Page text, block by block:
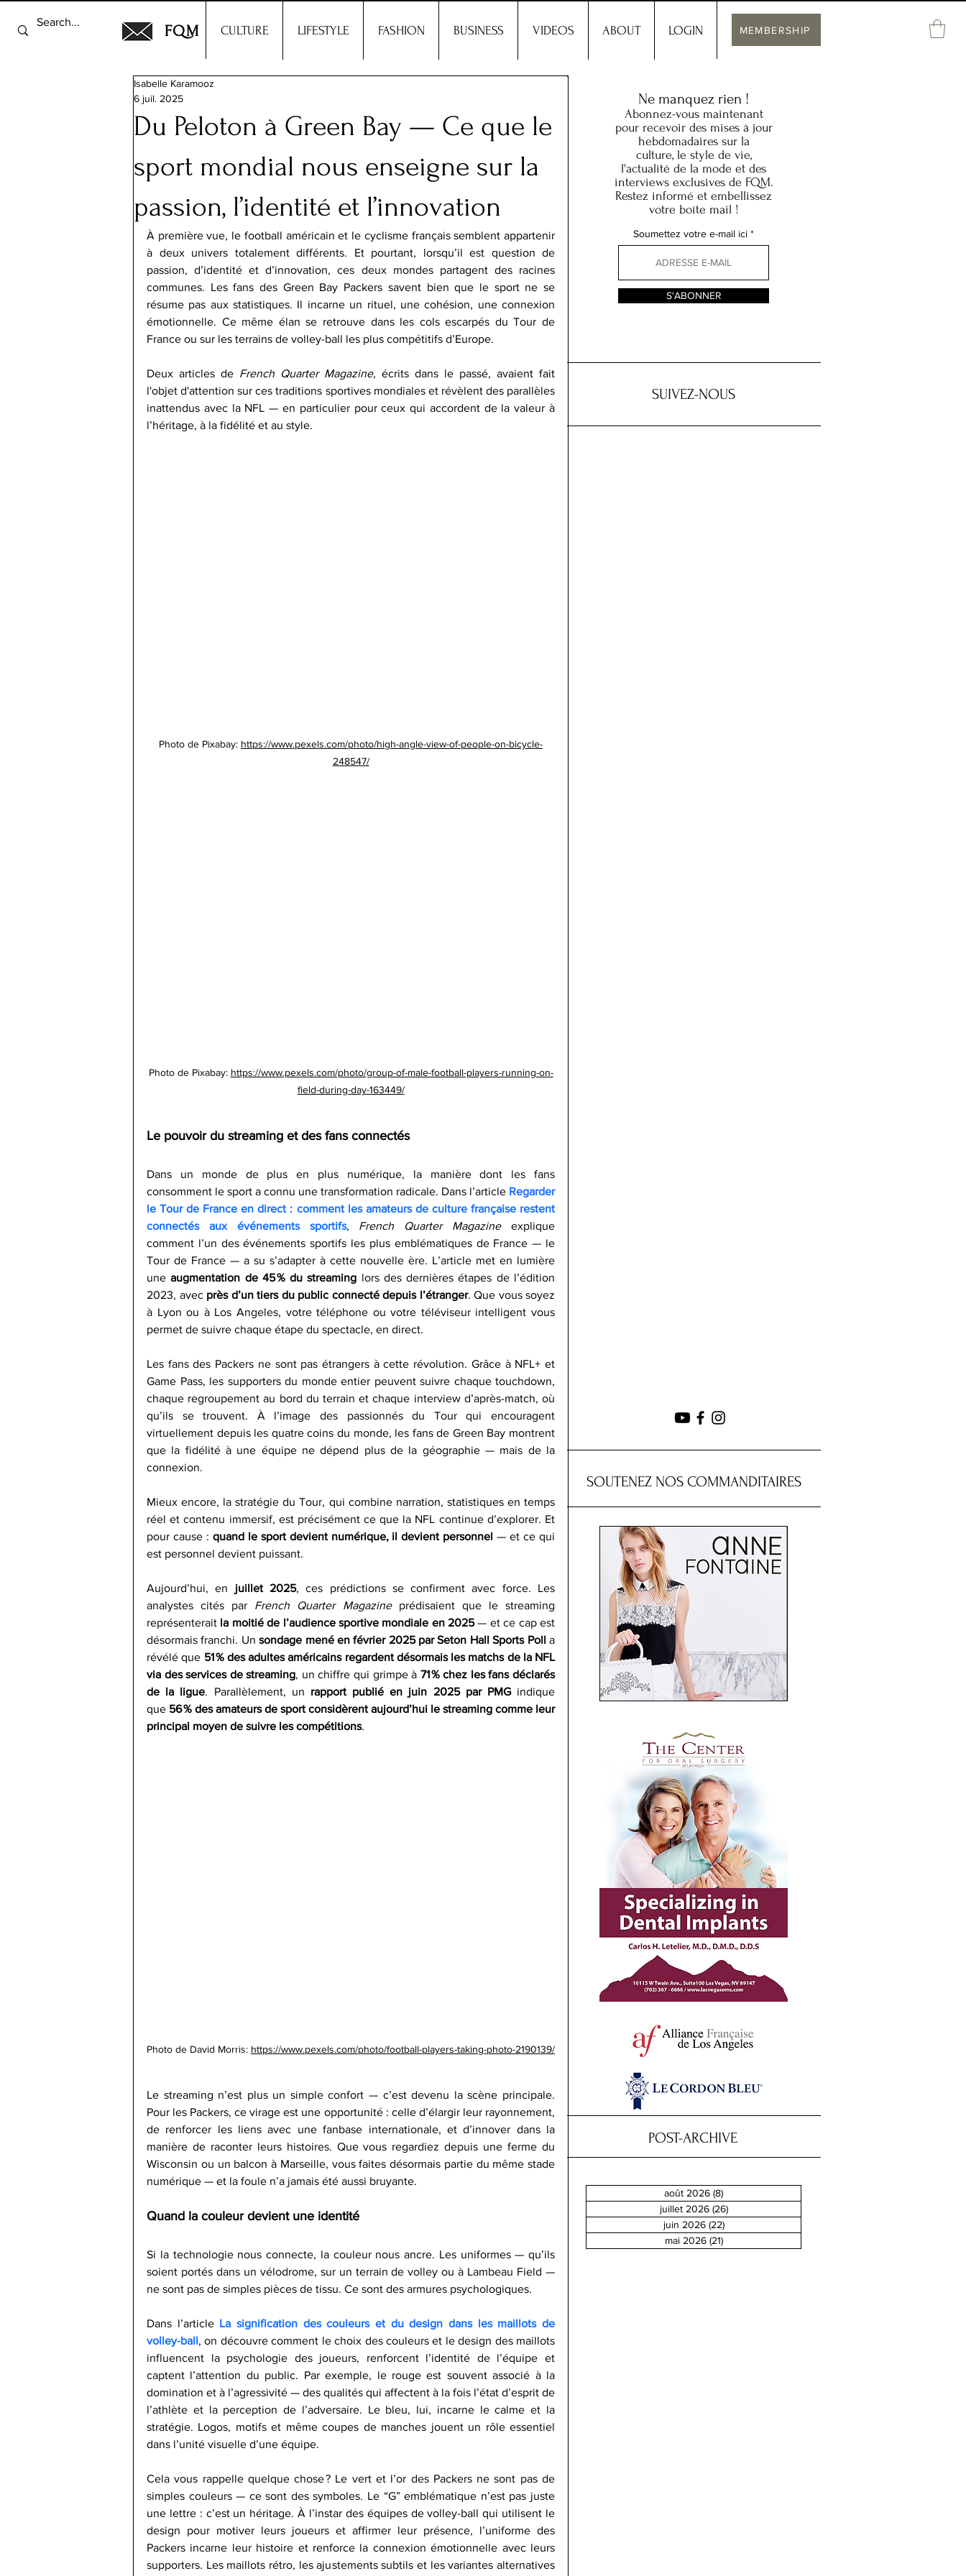
FQM CULTURE LIFESTYLE FASHION BUSINESS VIDEOS ABOUT LOGIN MEMBERSHIP
Du Peloton à Green Bay — Ce que le
sport mondial nous enseigne sur la
passion, l’identité et l’innovation
Isabelle Karamooz
6 juil. 2025
À première vue, le football américain et le cyclisme français semblent appartenir
à deux univers totalement différents. Et pourtant, lorsqu’il est question de
passion, d’identité et d’innovation, ces deux mondes partagent des racines
communes. Les fans des Green Bay Packers savent bien que le sport ne se
résume pas aux statistiques. Il incarne un rituel, une cohésion, une connexion
émotionnelle. Ce même élan se retrouve dans les cols escarpés du Tour de
France ou sur les terrains de volley-ball les plus compétitifs d’Europe.
Deux articles de French Quarter Magazine, écrits dans le passé, avaient fait
l'objet d'attention sur ces traditions sportives mondiales et révèlent des parallèles
inattendus avec la NFL — en particulier pour ceux qui accordent de la valeur à
l’héritage, à la fidélité et au style.
Photo de Pixabay: https://www.pexels.com/photo/high-angle-view-of-people-on-bicycle-
248547/
Photo de Pixabay: https://www.pexels.com/photo/group-of-male-football-players-running-on-
field-during-day-163449/
Le pouvoir du streaming et des fans connectés
Dans un monde de plus en plus numérique, la manière dont les fans
consomment le sport a connu une transformation radicale. Dans l’article Regarder
le Tour de France en direct : comment les amateurs de culture française restent
connectés aux événements sportifs, French Quarter Magazine explique
comment l’un des événements sportifs les plus emblématiques de France — le
Tour de France — a su s’adapter à cette nouvelle ère. L’article met en lumière
une augmentation de 45 % du streaming lors des dernières étapes de l’édition
2023, avec près d’un tiers du public connecté depuis l’étranger. Que vous soyez
à Lyon ou à Los Angeles, votre téléphone ou votre téléviseur intelligent vous
permet de suivre chaque étape du spectacle, en direct.
Les fans des Packers ne sont pas étrangers à cette révolution. Grâce à NFL+ et
Game Pass, les supporters du monde entier peuvent suivre chaque touchdown,
chaque regroupement au bord du terrain et chaque interview d’après-match, où
qu’ils se trouvent. À l’image des passionnés du Tour qui encouragent
virtuellement depuis les quatre coins du monde, les fans de Green Bay montrent
que la fidélité à une équipe ne dépend plus de la géographie — mais de la
connexion.
Mieux encore, la stratégie du Tour, qui combine narration, statistiques en temps
réel et contenu immersif, est précisément ce que la NFL continue d’explorer. Et
pour cause : quand le sport devient numérique, il devient personnel — et ce qui
est personnel devient puissant.
Aujourd’hui, en juillet 2025, ces prédictions se confirment avec force. Les
analystes cités par French Quarter Magazine prédisaient que le streaming
représenterait la moitié de l’audience sportive mondiale en 2025 — et ce cap est
désormais franchi. Un sondage mené en février 2025 par Seton Hall Sports Poll a
révélé que 51 % des adultes américains regardent désormais les matchs de la NFL
via des services de streaming, un chiffre qui grimpe à 71 % chez les fans déclarés
de la ligue. Parallèlement, un rapport publié en juin 2025 par PMG indique
que 56 % des amateurs de sport considèrent aujourd’hui le streaming comme leur
principal moyen de suivre les compétitions.
Photo de David Morris: https://www.pexels.com/photo/football-players-taking-photo-2190139/
Le streaming n’est plus un simple confort — c’est devenu la scène principale.
Pour les Packers, ce virage est une opportunité : celle d’élargir leur rayonnement,
de renforcer les liens avec une fanbase internationale, et d’innover dans la
manière de raconter leurs histoires. Que vous regardiez depuis une ferme du
Wisconsin ou un balcon à Marseille, vous faites désormais partie du même stade
numérique — et la foule n’a jamais été aussi bruyante.
Quand la couleur devient une identité
Si la technologie nous connecte, la couleur nous ancre. Les uniformes — qu’ils
soient portés dans un vélodrome, sur un terrain de volley ou à Lambeau Field —
ne sont pas de simples pièces de tissu. Ce sont des armures psychologiques.
Dans l’article La signification des couleurs et du design dans les maillots de
volley-ball, on découvre comment le choix des couleurs et le design des maillots
influencent la psychologie des joueurs, renforcent l’identité de l’équipe et
captent l’attention du public. Par exemple, le rouge est souvent associé à la
domination et à l’agressivité — des qualités qui affectent à la fois l’état d’esprit de
l’athlète et la perception de l’adversaire. Le bleu, lui, incarne le calme et la
stratégie. Logos, motifs et même coupes de manches jouent un rôle essentiel
dans l’unité visuelle d’une équipe.
Cela vous rappelle quelque chose ? Le vert et l’or des Packers ne sont pas de
simples couleurs — ce sont des symboles. Le “G” emblématique n’est pas juste
une lettre : c’est un héritage. À l’instar des équipes de volley-ball qui utilisent le
design pour motiver leurs joueurs et affirmer leur présence, l’uniforme des
Packers incarne leur histoire et renforce la connexion émotionnelle avec leurs
supporters. Les maillots rétro, les ajustements subtils et les variantes alternatives
Ne manquez rien !
Abonnez-vous maintenant
pour recevoir des mises à jour
hebdomadaires sur la
culture, le style de vie,
l'actualité de la mode et des
interviews exclusives de FQM.
Restez informé et embellissez
votre boîte mail !
Soumettez votre e-mail ici
S'ABONNER
SUIVEZ-NOUS
SOUTENEZ NOS COMMANDITAIRES
POST-ARCHIVE
août 2026 (8)
juillet 2026 (26)26 posts
juin 2026 (22)22 posts
mai 2026 (21)21 posts